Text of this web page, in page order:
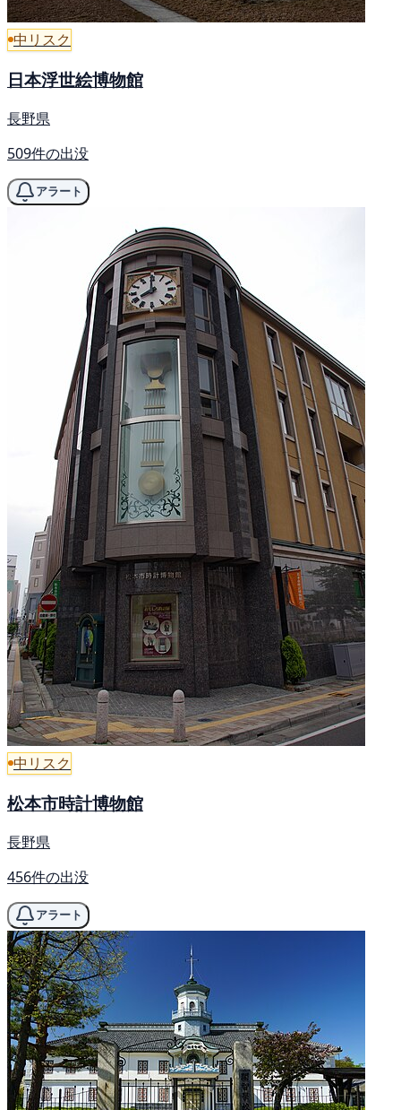
中リスク
日本浮世絵博物館
長野県
509件の出没
アラート
中リスク
松本市時計博物館
長野県
456件の出没
アラート